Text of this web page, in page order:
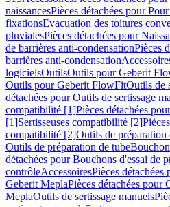
naissancesPièces détachées pour
fixationsEvacuation des toitures
pluvialesPièces détachées pour
de barrières anti-condensationPièces
barrières anti-condensation
logicielsOutilsOutils pour Geberit
Outils pour Geberit FlowFitOutils de
détachées pour Outils de sertissage
compatibilité [1]Pièces détachées
[1]Sertisseuses compatibilité [2]
compatibilité [2]Outils de préparation
Outils de préparation de tube
détachées pour Bouchons d'essai de
contrôleAccessoiresPièces détachées
Geberit MeplaPièces détachées pour
MeplaOutils de sertissage manuels